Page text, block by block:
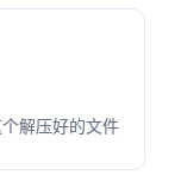
解压好的文件